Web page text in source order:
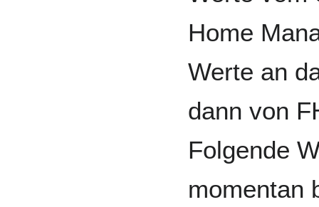
Home
Werte an
dann von
Folgende
momentan